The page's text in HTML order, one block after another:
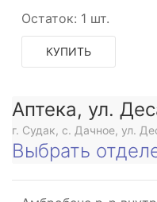
Остаток: 1 шт.
КУПИТЬ
Аптека, ул.
г. Судак, с. Дачное, ул.
Выбрать